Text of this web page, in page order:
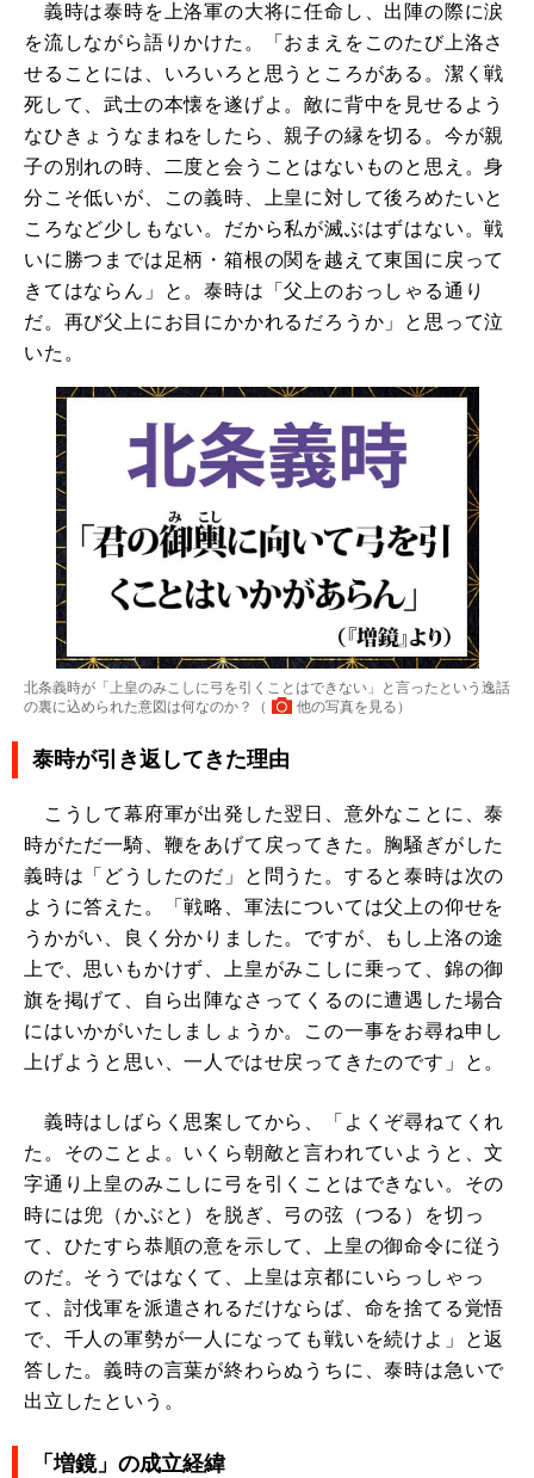
義時は泰時を上洛軍の大将に任命し、出陣の際に涙
を流しながら語りかけた。「おまえをこのたび上洛さ
せることには、いろいろと思うところがある。潔く戦
死して、武士の本懐を遂げよ。敵に背中を見せるよう
なひきょうなまねをしたら、親子の縁を切る。今が親
子の別れの時、二度と会うことはないものと思え。身
分こそ低いが、この義時、上皇に対して後ろめたいと
ころなど少しもない。だから私が滅ぶはずはない。戦
いに勝つまでは足柄・箱根の関を越えて東国に戻って
きてはならん」と。泰時は「父上のおっしゃる通り
だ。再び父上にお目にかかれるだろうか」と思って泣
いた。
北条義時が「上皇のみこしに弓を引くことはできない」と言ったという逸話
の裏に込められた意図は何なのか？（
他の写真を見る ）
泰時が引き返してきた理由
こうして幕府軍が出発した翌日、意外なことに、泰
時がただ一騎、鞭をあげて戻ってきた。胸騒ぎがした
義時は「どうしたのだ」と問うた。すると泰時は次の
ように答えた。「戦略、軍法については父上の仰せを
うかがい、良く分かりました。ですが、もし上洛の途
上で、思いもかけず、上皇がみこしに乗って、錦の御
旗を掲げて、自ら出陣なさってくるのに遭遇した場合
にはいかがいたしましょうか。この一事をお尋ね申し
上げようと思い、一人ではせ戻ってきたのです」と。
義時はしばらく思案してから、「よくぞ尋ねてくれ
た。そのことよ。いくら朝敵と言われていようと、文
字通り上皇のみこしに弓を引くことはできない。その
時には兜（かぶと）を脱ぎ、弓の弦（つる）を切っ
て、ひたすら恭順の意を示して、上皇の御命令に従う
のだ。そうではなくて、上皇は京都にいらっしゃっ
て、討伐軍を派遣されるだけならば、命を捨てる覚悟
で、千人の軍勢が一人になっても戦いを続けよ」と返
答した。義時の言葉が終わらぬうちに、泰時は急いで
出立したという。
「増鏡」の成立経緯